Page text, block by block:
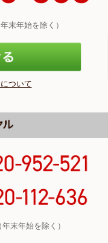
末年始を除く）
ついて
末年始を除く）